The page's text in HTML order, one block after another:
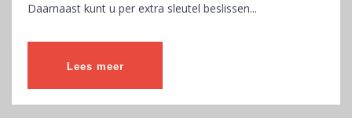
Daarnaast kunt u per extra sleutel beslissen...
Lees meer